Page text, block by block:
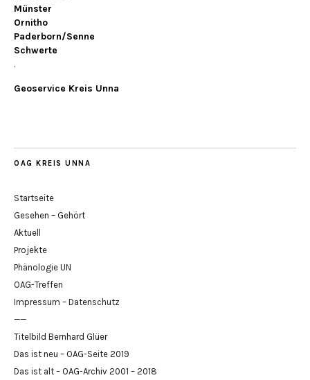
Münster
Ornitho
Paderborn/Senne
Schwerte
.
Geoservice Kreis Unna
OAG KREIS UNNA
Startseite
Gesehen – Gehört
Aktuell
Projekte
Phänologie UN
OAG-Treffen
Impressum – Datenschutz
——
Titelbild Bernhard Glüer
Das ist neu – OAG-Seite 2019
Das ist alt – OAG-Archiv 2001 – 2018